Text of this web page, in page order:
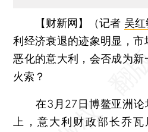
【财新网】（记者 吴
利经济衰退的迹象明显，
恶化的意大利，会否成为
火索？
在3月27日博鳌亚洲论
上，意大利财政部长乔